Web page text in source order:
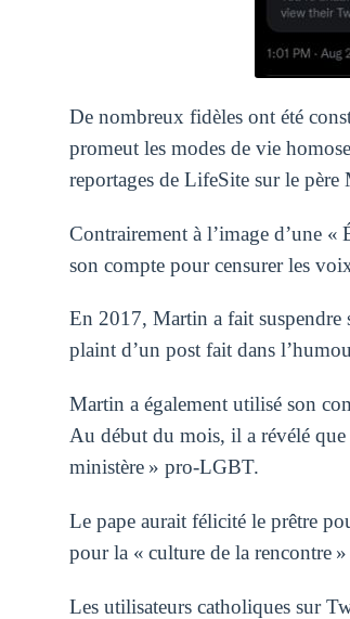
De nombreux fidèles ont été
promeut les modes de vie
reportages de LifeSite sur le
Contrairement à l’image d’une
son compte pour censurer les
En 2017, Martin a fait suspendre
plaint d’un post fait dans
Martin a également utilisé son
Au début du mois, il a révélé
ministère » pro-LGBT.
Le pape aurait félicité le prêtre
pour la « culture de la rencontre
Les utilisateurs catholiques sur